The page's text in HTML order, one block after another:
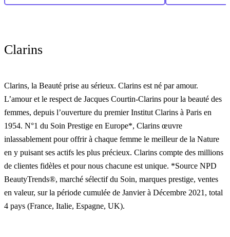
Clarins
Clarins, la Beauté prise au sérieux. Clarins est né par amour.
L’amour et le respect de Jacques Courtin-Clarins pour la beauté des
femmes, depuis l’ouverture du premier Institut Clarins à Paris en
1954. N°1 du Soin Prestige en Europe*, Clarins œuvre
inlassablement pour offrir à chaque femme le meilleur de la Nature
en y puisant ses actifs les plus précieux. Clarins compte des millions
de clientes fidèles et pour nous chacune est unique. *Source NPD
BeautyTrends®, marché sélectif du Soin, marques prestige, ventes
en valeur, sur la période cumulée de Janvier à Décembre 2021, total
4 pays (France, Italie, Espagne, UK).